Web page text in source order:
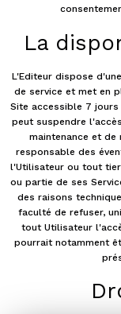
La
L'Editeur dispose
de service et met en
Site accessible 7 jours
peut suspendre
maintenance et de
responsable des
l'Utilisateur ou tout
ou partie de ses
des raisons
faculté de refuser,
tout Utilisateur
pourrait notamment